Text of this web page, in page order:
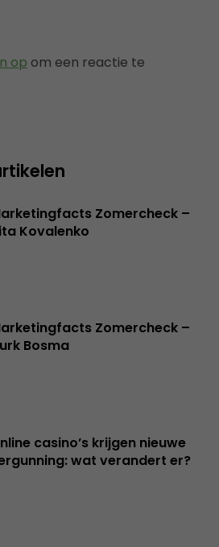
op om een reactie te
Zomercheck –
Kovalenko
Zomercheck –
Bosma
casino’s krijgen nieuwe
wat verandert er?